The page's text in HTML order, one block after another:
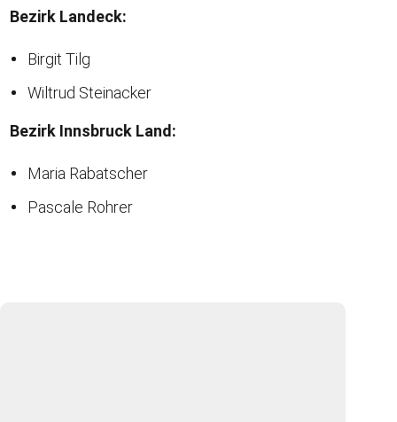
Bezirk Landeck:
Birgit Tilg
Wiltrud Steinacker
Bezirk Innsbruck Land:
Maria Rabatscher
Pascale Rohrer